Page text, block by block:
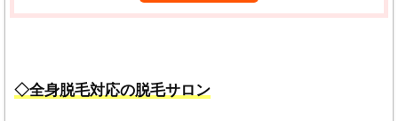
等が閲覧者様のケースと掲載内容が同じと思われる内
るわけではありません。
イメージ素材となります。
◇全身脱毛対応の脱毛サロン